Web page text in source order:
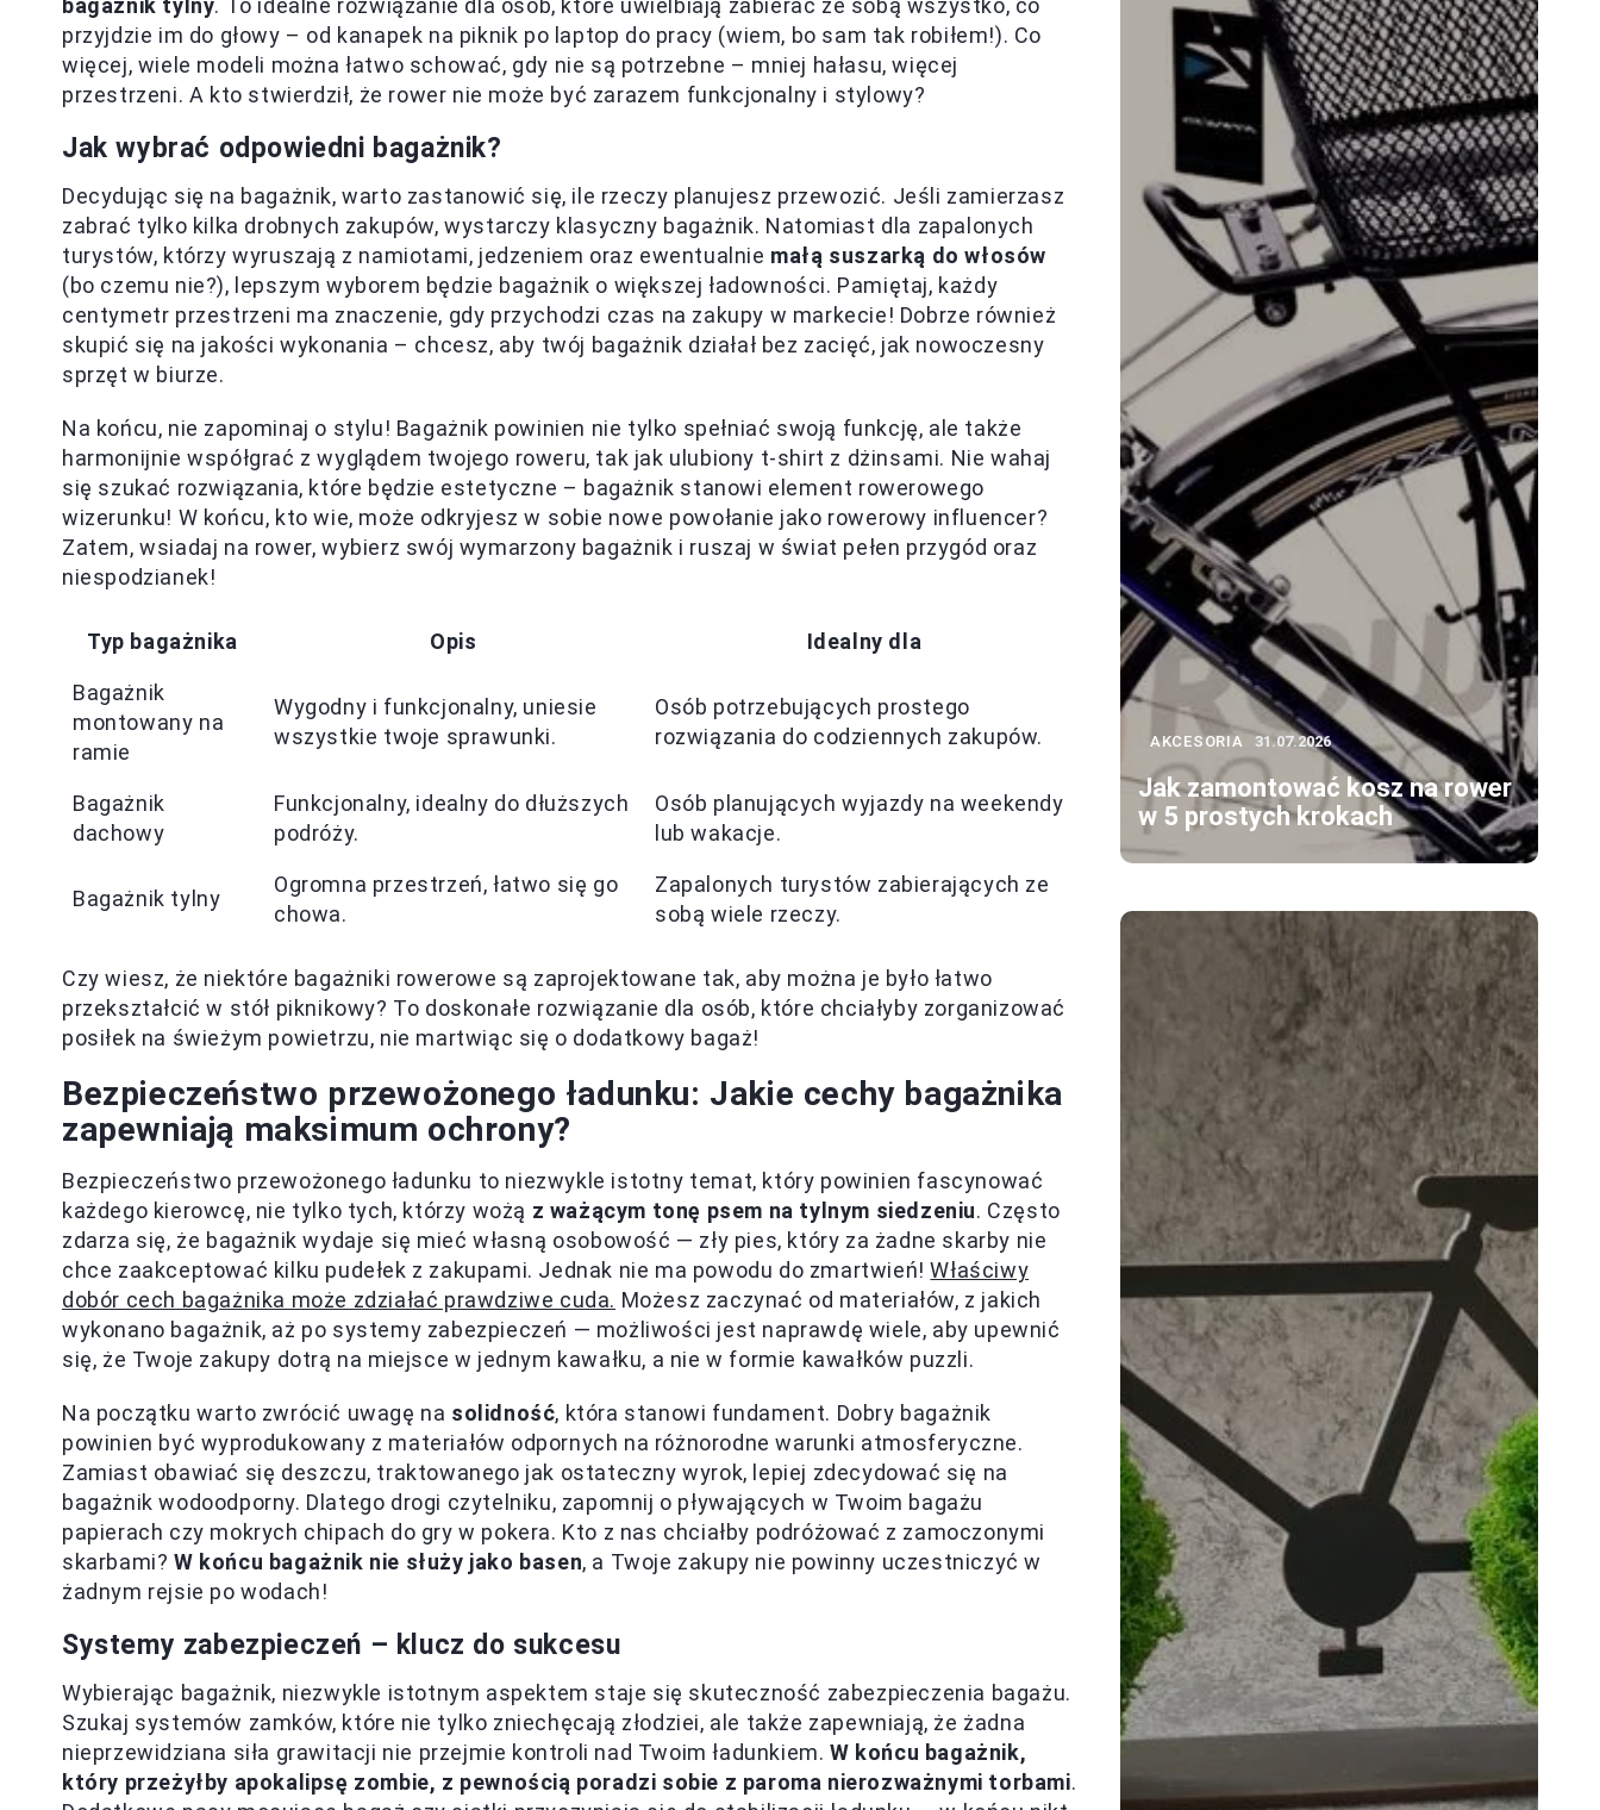
bagażnik tylny. To idealne rozwiązanie dla osób, które uwielbiają zabierać ze sobą wszystko, co
przyjdzie im do głowy – od kanapek na piknik po laptop do pracy (wiem, bo sam tak robiłem!). Co
więcej, wiele modeli można łatwo schować, gdy nie są potrzebne – mniej hałasu, więcej
przestrzeni. A kto stwierdził, że rower nie może być zarazem funkcjonalny i stylowy?
Jak wybrać odpowiedni bagażnik?
Decydując się na bagażnik, warto zastanowić się, ile rzeczy planujesz przewozić. Jeśli zamierzasz
zabrać tylko kilka drobnych zakupów, wystarczy klasyczny bagażnik. Natomiast dla zapalonych
turystów, którzy wyruszają z namiotami, jedzeniem oraz ewentualnie małą suszarką do włosów
(bo czemu nie?), lepszym wyborem będzie bagażnik o większej ładowności. Pamiętaj, każdy
centymetr przestrzeni ma znaczenie, gdy przychodzi czas na zakupy w markecie! Dobrze również
skupić się na jakości wykonania – chcesz, aby twój bagażnik działał bez zacięć, jak nowoczesny
sprzęt w biurze.
Na końcu, nie zapominaj o stylu! Bagażnik powinien nie tylko spełniać swoją funkcję, ale także
harmonijnie współgrać z wyglądem twojego roweru, tak jak ulubiony t-shirt z dżinsami. Nie wahaj
się szukać rozwiązania, które będzie estetyczne – bagażnik stanowi element rowerowego
wizerunku! W końcu, kto wie, może odkryjesz w sobie nowe powołanie jako rowerowy influencer?
Zatem, wsiadaj na rower, wybierz swój wymarzony bagażnik i ruszaj w świat pełen przygód oraz
niespodzianek!
Typ bagażnika Opis Idealny dla
Bagażnik
montowany na
ramie
Wygodny i funkcjonalny, uniesie
wszystkie twoje sprawunki.
Osób potrzebujących prostego
rozwiązania do codziennych zakupów.
Bagażnik
dachowy
Funkcjonalny, idealny do dłuższych
podróży.
Osób planujących wyjazdy na weekendy
lub wakacje.
Bagażnik tylny
Ogromna przestrzeń, łatwo się go
chowa.
Zapalonych turystów zabierających ze
sobą wiele rzeczy.
Czy wiesz, że niektóre bagażniki rowerowe są zaprojektowane tak, aby można je było łatwo
przekształcić w stół piknikowy? To doskonałe rozwiązanie dla osób, które chciałyby zorganizować
posiłek na świeżym powietrzu, nie martwiąc się o dodatkowy bagaż!
Bezpieczeństwo przewożonego ładunku: Jakie cechy bagażnika
zapewniają maksimum ochrony?
Bezpieczeństwo przewożonego ładunku to niezwykle istotny temat, który powinien fascynować
każdego kierowcę, nie tylko tych, którzy wożą z ważącym tonę psem na tylnym siedzeniu. Często
zdarza się, że bagażnik wydaje się mieć własną osobowość — zły pies, który za żadne skarby nie
chce zaakceptować kilku pudełek z zakupami. Jednak nie ma powodu do zmartwień!Właściwy
dobór cech bagażnika może zdziałać prawdziwe cuda. Możesz zaczynać od materiałów, z jakich
wykonano bagażnik, aż po systemy zabezpieczeń — możliwości jest naprawdę wiele, aby upewnić
się, że Twoje zakupy dotrą na miejsce w jednym kawałku, a nie w formie kawałków puzzli.
Na początku warto zwrócić uwagę na solidność, która stanowi fundament. Dobry bagażnik
powinien być wyprodukowany z materiałów odpornych na różnorodne warunki atmosferyczne.
Zamiast obawiać się deszczu, traktowanego jak ostateczny wyrok, lepiej zdecydować się na
bagażnik wodoodporny. Dlatego drogi czytelniku, zapomnij o pływających w Twoim bagażu
papierach czy mokrych chipach do gry w pokera. Kto z nas chciałby podróżować z zamoczonymi
skarbami? W końcu bagażnik nie służy jako basen, a Twoje zakupy nie powinny uczestniczyć w
żadnym rejsie po wodach!
Systemy zabezpieczeń – klucz do sukcesu
Wybierając bagażnik, niezwykle istotnym aspektem staje się skuteczność zabezpieczenia bagażu.
Szukaj systemów zamków, które nie tylko zniechęcają złodziei, ale także zapewniają, że żadna
nieprzewidziana siła grawitacji nie przejmie kontroli nad Twoim ładunkiem. W końcu bagażnik,
który przeżyłby apokalipsę zombie, z pewnością poradzi sobie z paroma nierozważnymi torbami.
AKCESORIA 31.07.2026
Jak zamontować kosz na rower
w 5 prostych krokach